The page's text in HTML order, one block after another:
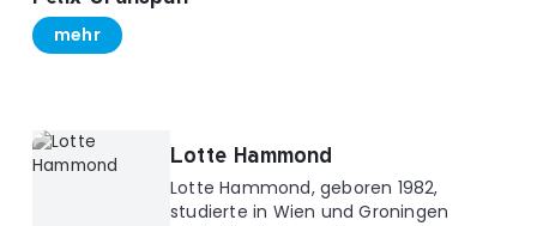
mehr
Lotte Hammond
Lotte Hammond, geboren 1982,
studierte in Wien und Groningen